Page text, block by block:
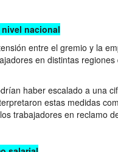
nacional
entre el gremio y la
en distintas
haber escalado a una
estas medidas
trabajadores en reclamo